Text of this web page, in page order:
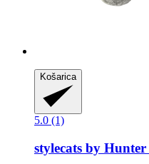
Košarica
5.0 (1)
stylecats by Hunter